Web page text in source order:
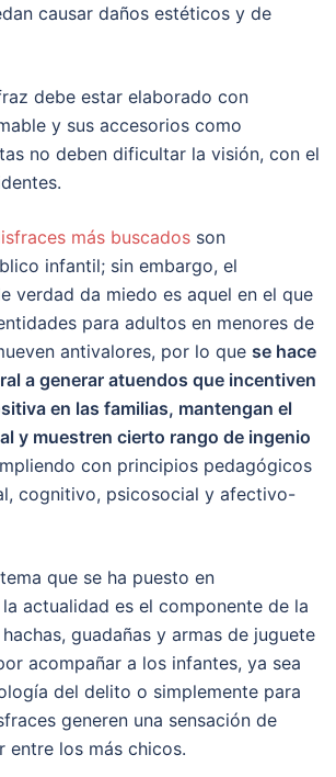
causar daños estéticos y de
debe estar elaborado con
y sus accesorios como
no deben dificultar la visión, con el
más buscados son
infantil; sin embargo, el
verdad da miedo es aquel en el que
para adultos en menores de
antivalores, por lo que se hace
a generar atuendos que incentiven
en las familias, mantengan el
y muestren cierto rango de ingenio
con principios pedagógicos
cognitivo, psicosocial y afectivo-
que se ha puesto en
actualidad es el componente de la
guadañas y armas de juguete
acompañar a los infantes, ya sea
del delito o simplemente para
generen una sensación de
entre los más chicos.